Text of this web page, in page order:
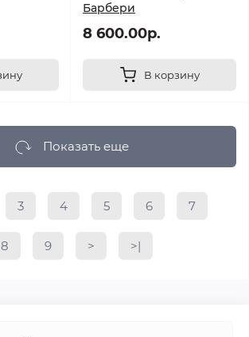
Барбери
8 600.00р.
В корзину
Показать еще
3 4 5 6 7
8 9 > >|